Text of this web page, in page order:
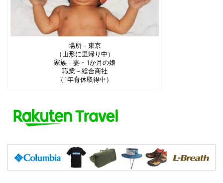
場所 – 東京
（山形に里帰り中）
家族 – 妻・1か月の娘
職業 – 総合商社
（1年育休取得中）